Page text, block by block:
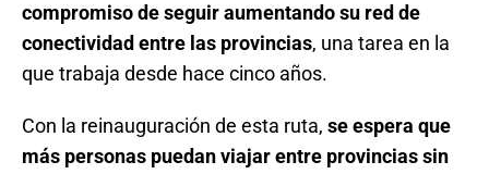
compromiso de seguir aumentando su red de
conectividad entre las provincias, una tarea en la
que trabaja desde hace cinco años.
Con la reinauguración de esta ruta, se espera que
más personas puedan viajar entre provincias sin